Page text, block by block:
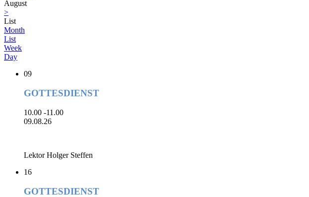
August
>
List
Month
List
Week
Day
09
GOTTESDIENST
10.00 -11.00
09.08.26
Lektor Holger Steffen
16
GOTTESDIENST